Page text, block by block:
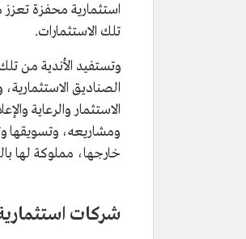
استثمارية محفزة تعزز
تلك الاستثمارات.
وتستفيد الأندية من
الصناديق
الاستثمار والرعاية
ومشاريعه، وتسويقها
خارجها، مملوكة لها
شركات